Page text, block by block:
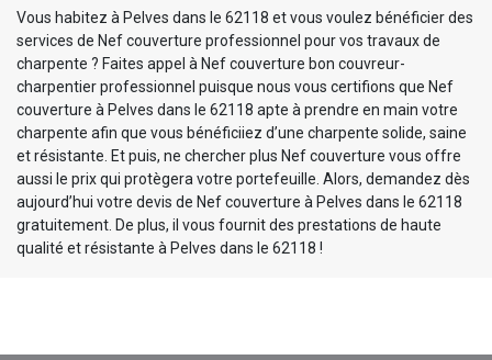
Vous habitez à Pelves dans le 62118 et vous voulez bénéficier des
services de Nef couverture professionnel pour vos travaux de
charpente ? Faites appel à Nef couverture bon couvreur-
charpentier professionnel puisque nous vous certifions que Nef
couverture à Pelves dans le 62118 apte à prendre en main votre
charpente afin que vous bénéficiiez d’une charpente solide, saine
et résistante. Et puis, ne chercher plus Nef couverture vous offre
aussi le prix qui protègera votre portefeuille. Alors, demandez dès
aujourd’hui votre devis de Nef couverture à Pelves dans le 62118
gratuitement. De plus, il vous fournit des prestations de haute
qualité et résistante à Pelves dans le 62118 !